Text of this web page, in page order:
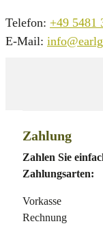
Telefon: +49 5481
E-Mail:
Zahlung
Zahlen Sie
Zahlungsarten:
Vorkasse
Rechnung